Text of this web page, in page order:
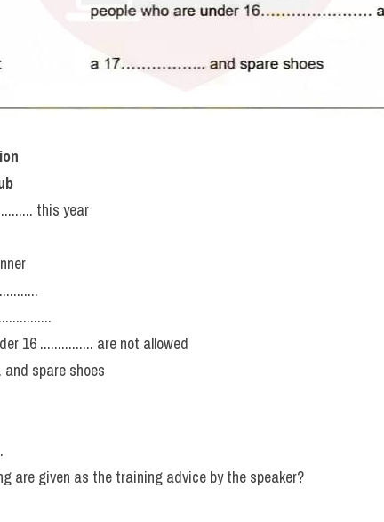
Running
Club: Đề thi
Vol 5 Test 4 Section
Actual Test)